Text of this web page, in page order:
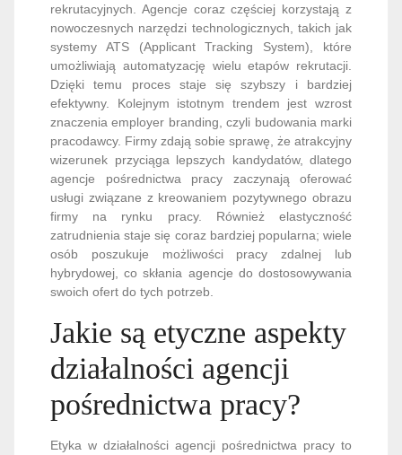
rekrutacyjnych. Agencje coraz częściej korzystają z
nowoczesnych narzędzi technologicznych, takich jak
systemy ATS (Applicant Tracking System), które
umożliwiają automatyzację wielu etapów rekrutacji.
Dzięki temu proces staje się szybszy i bardziej
efektywny. Kolejnym istotnym trendem jest wzrost
znaczenia employer branding, czyli budowania marki
pracodawcy. Firmy zdają sobie sprawę, że atrakcyjny
wizerunek przyciąga lepszych kandydatów, dlatego
agencje pośrednictwa pracy zaczynają oferować
usługi związane z kreowaniem pozytywnego obrazu
firmy na rynku pracy. Również elastyczność
zatrudnienia staje się coraz bardziej popularna; wiele
osób poszukuje możliwości pracy zdalnej lub
hybrydowej, co skłania agencje do dostosowywania
swoich ofert do tych potrzeb.
Jakie są etyczne aspekty
działalności agencji
pośrednictwa pracy?
Etyka w działalności agencji pośrednictwa pracy to